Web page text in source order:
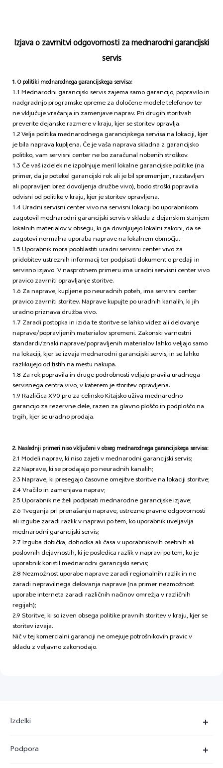
Izjava o zavrnitvi odgovornosti za mednarodni garancijski
servis
1. O politiki mednarodnega garancijskega servisa:
1.1 Mednarodni garancijski servis zajema samo garancijo, popravilo in
nadgradnjo programske opreme za določene modele telefonov ter
ne vključuje vračanja in zamenjave naprav. Pri drugih storitvah
preverite dejanske razmere v kraju, kjer se storitev opravlja.
1.2 Velja politika mednarodnega garancijskega servisa na lokaciji, kjer
je bila naprava kupljena. Če je vaša naprava skladna z garancijsko
politiko, vam servisni center ne bo zaračunal nobenih stroškov.
1.3 Če vaš izdelek ne izpolnjuje meril lokalne garancijske politike (na
primer, da je potekel garancijski rok ali je bil spremenjen, razstavljen
ali popravljen brez dovoljenja družbe vivo), bodo stroški popravila
odvisni od politike v kraju, kjer je storitev opravljena.
1.4 Uradni servisni center vivo na servisni lokaciji bo uporabnikom
zagotovil mednarodni garancijski servis v skladu z dejanskim stanjem
lokalnih materialov v obsegu, ki ga dovoljujejo lokalni zakoni, da se
zagotovi normalna uporaba naprave na lokalnem območju.
1.5 Uporabnik mora pooblastiti uradni servisni center vivo za
pridobitev ustreznih informacij ter podpisati dokument o predaji in
servisno izjavo. V nasprotnem primeru ima uradni servisni center vivo
pravico zavrniti opravljanje storitve.
1.6 Za naprave, kupljene po neuradnih poteh, ima servisni center
pravico zavrniti storitev. Naprave kupujte po uradnih kanalih, ki jih
uradno priznava družba vivo.
1.7 Zaradi postopka in izida te storitve se lahko videz ali delovanje
naprave/popravljenih materialov spremeni. Zakonski varnostni
standardi/znaki naprave/popravljenih materialov lahko veljajo samo
na lokaciji, kjer se izvaja mednarodni garancijski servis, in se lahko
razlikujejo od tistih na mestu nakupa.
1.8 Za rok popravila in druge podrobnosti veljajo pravila uradnega
servisnega centra vivo, v katerem je storitev opravljena.
1.9 Različica X90 pro za celinsko Kitajsko uživa mednarodno
garancijo za rezervne dele, razen za glavno ploščo in podploščo na
trgih, kjer se uradno prodaja.
2. Naslednji primeri niso vključeni v obseg mednarodnega garancijskega servisa:
2.1 Modeli naprav, ki niso zajeti v mednarodni garancijski servis;
2.2 Naprave, ki se prodajajo po neuradnih kanalih;
2.3 Naprave, ki presegajo časovne omejitve storitve na lokaciji storitve;
2.4 Vračilo in zamenjava naprav;
2.5 Uporabnik ne želi podpisati mednarodne garancijske izjave;
2.6 Tveganja pri prenašanju naprave, ustrezne pravne odgovornosti
ali izgube zaradi razlik v napravi po tem, ko uporabnik uveljavlja
mednarodni garancijski servis;
2.7 Izguba dobička, dohodka ali časa v uporabnikovih osebnih ali
poslovnih dejavnostih, ki je posledica razlik v napravi po tem, ko je
uporabnik koristil mednarodni garancijski servis;
2.8 Nezmožnost uporabe naprave zaradi regionalnih razlik in ne
zaradi nepravilnega delovanja naprave (na primer nezmožnost
uporabe interneta zaradi različnih načinov omrežja v različnih
regijah);
2.9 Storitve, ki so izven obsega politike pravnih storitev v kraju, kjer se
storitev izvaja.
Nič v tej komercialni garanciji ne omejuje potrošnikovih pravic v
skladu z veljavno zakonodajo.
Izdelki
Podpora